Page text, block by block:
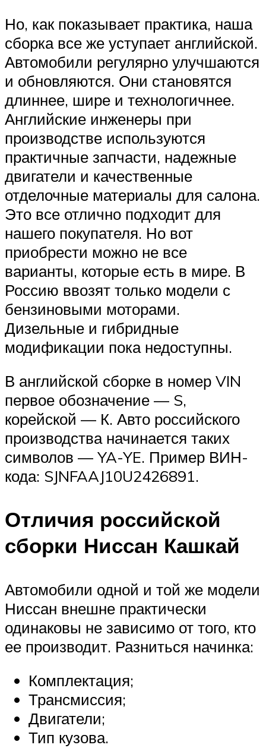
Но, как показывает практика, наша
сборка все же уступает английской.
Автомобили регулярно улучшаются
и обновляются. Они становятся
длиннее, шире и технологичнее.
Английские инженеры при
производстве используются
практичные запчасти, надежные
двигатели и качественные
отделочные материалы для салона.
Это все отлично подходит для
нашего покупателя. Но вот
приобрести можно не все
варианты, которые есть в мире. В
Россию ввозят только модели с
бензиновыми моторами.
Дизельные и гибридные
модификации пока недоступны.
В английской сборке в номер VIN
первое обозначение — S,
корейской — К. Авто российского
производства начинается таких
символов — YA-YE. Пример ВИН-
кода: SJNFAAJ10U2426891.
Отличия российской
сборки Ниссан Кашкай
Автомобили одной и той же модели
Ниссан внешне практически
одинаковы не зависимо от того, кто
ее производит. Разниться начинка:
Комплектация;
Трансмиссия;
Двигатели;
Тип кузова.